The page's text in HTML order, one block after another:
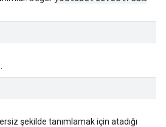
": string
,
şekilde tanımlamak için atadığı